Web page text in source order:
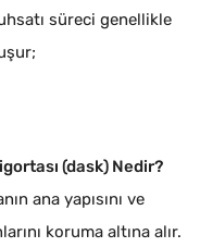
süreci genellikle
(dask) Nedir?
ana yapısını ve
koruma altına alır.